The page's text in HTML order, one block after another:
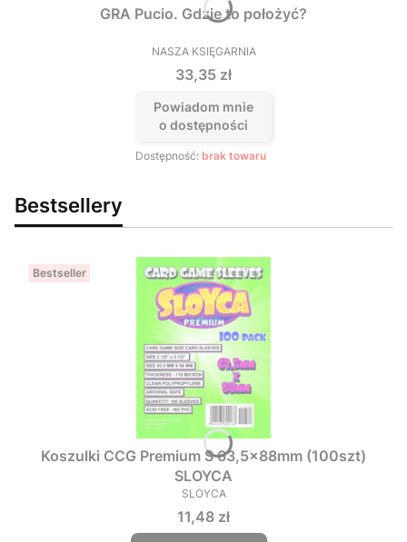
GRA Pucio. Gdzie to położyć?
PRODUCENT
NASZA KSIĘGARNIA
Cena
33,35 zł
Powiadom mnie
o dostępności
Dostępność: brak towaru
Bestsellery
Bestseller
Koszulki CCG Premium S 63,5x88mm (100szt)
SLOYCA
PRODUCENT
SLOYCA
Cena
11,48 zł